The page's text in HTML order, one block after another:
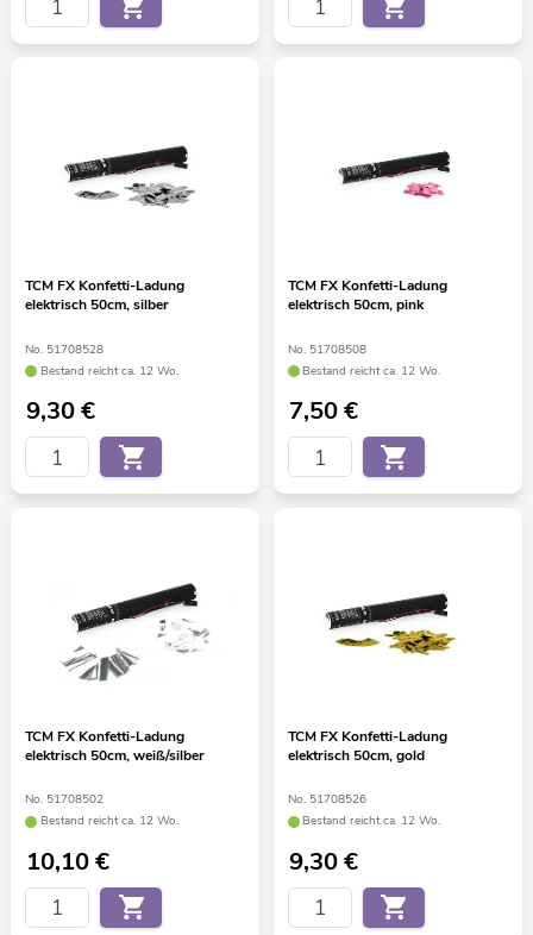
TCM FX Konfetti-Ladung
elektrisch 50cm, silber
No. 51708528
Bestand reicht ca. 12 Wo.
9,30€
TCM FX Konfetti-Ladung
elektrisch 50cm, pink
No. 51708508
Bestand reicht ca. 12 Wo.
7,50€
TCM FX Konfetti-Ladung
elektrisch 50cm, weiß/silber
No. 51708502
Bestand reicht ca. 12 Wo.
10,10€
TCM FX Konfetti-Ladung
elektrisch 50cm, gold
No. 51708526
Bestand reicht ca. 12 Wo.
9,30€